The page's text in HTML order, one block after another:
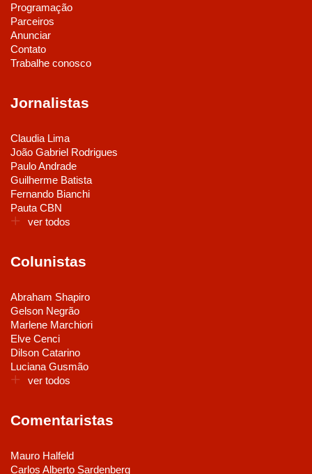
Programação
Parceiros
Anunciar
Contato
Trabalhe conosco
Jornalistas
Claudia Lima
João Gabriel Rodrigues
Paulo Andrade
Guilherme Batista
Fernando Bianchi
Pauta CBN
ver todos
Colunistas
Abraham Shapiro
Gelson Negrão
Marlene Marchiori
Elve Cenci
Dilson Catarino
Luciana Gusmão
ver todos
Comentaristas
Mauro Halfeld
Carlos Alberto Sardenberg